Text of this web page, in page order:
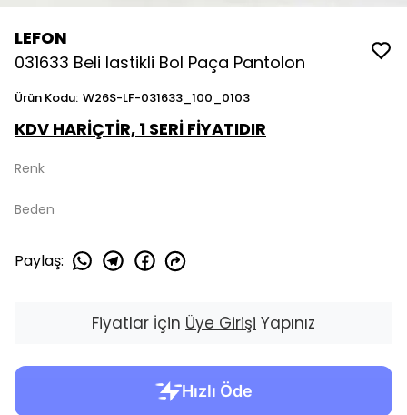
LEFON
031633 Beli lastikli Bol Paça Pantolon
Ürün Kodu: W26S-LF-031633_100_0103
KDV HARİÇTİR, 1 SERİ FİYATIDIR
Renk
Beden
Paylaş:
Fiyatlar İçin Üye Girişi Yapınız